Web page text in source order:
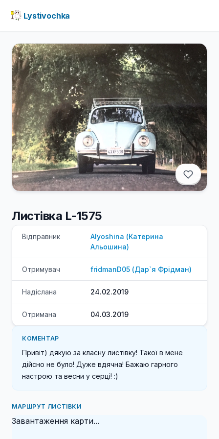
Lystivochka
Листівка L-1575
Відправник Alyoshina (Катерина
Альошина)
Отримувач fridmanD05 (Дар`я Фрідман)
Надіслана 24.02.2019
Отримана 04.03.2019
КОМЕНТАР
Привіт) дякую за класну листівку! Такої в мене
дійсно не було! Дуже вдячна! Бажаю гарного
настрою та весни у серці! :)
МАРШРУТ ЛИСТІВКИ
Завантаження карти...